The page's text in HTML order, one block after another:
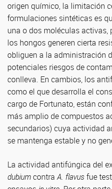
origen químico, la limitación
formulaciones sintéticas es
una o dos moléculas activas,
los hongos generen cierta
obliguen a la administración
potenciales riesgos de
conlleva. En cambios, los
como el que desarrolla el
cargo de Fortunato, están
más amplio de compuestos
secundarios) cuya actividad
se mantenga estable y no
La actividad antifúngica del
dubiumcontraA. flavusfue